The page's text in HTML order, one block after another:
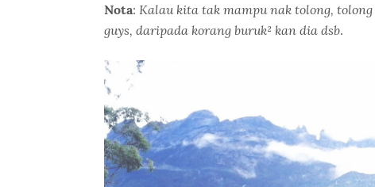
Nota: Kalau kita tak mampu nak tolong,
guys, daripada korang buruk² kan dia dsb.